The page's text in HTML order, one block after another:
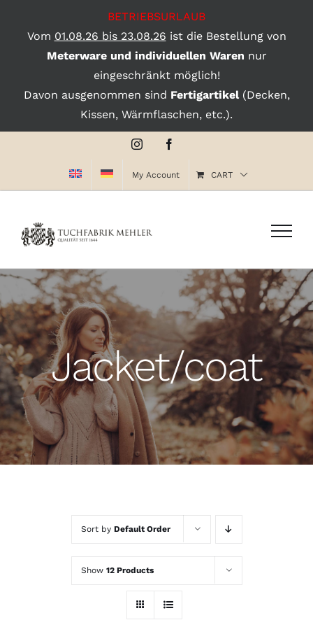
BETRIEBSURLAUB
Vom 01.08.26 bis 23.08.26 ist die Bestellung von
Meterware und individuellen Waren nur
eingeschränkt möglich!
Davon ausgenommen sind Fertigartikel(Decken,
Kissen, Wärmflaschen, etc.).
Instagram
My Account CART
Jacket/coat
Sort by Default Order
Show 12 Products